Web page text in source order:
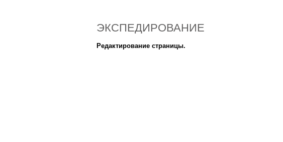
ЭКСПЕДИРОВАНИЕ
Редактирование страницы.